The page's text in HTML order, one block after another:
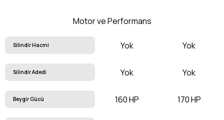
Motor ve Performans
Silindir Hacmi Yok Yok
Silindir Adedi Yok Yok
Beygir Gücü 160 HP 170 HP